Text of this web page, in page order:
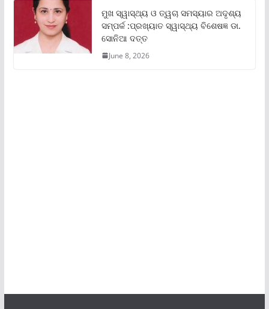
ମୁଖ ସ୍ୱାସ୍ଥ୍ୟ ଓ ତ୍ୱଚା ସମସ୍ୟାର ଅଦୃଶ୍ୟ
ସମ୍ପର୍କ :ପ୍ରଖ୍ୟାତ ସ୍ୱାସ୍ଥ୍ୟ ବିଶେଷଜ୍ଞ ଡା.
ସୋନିଆ ଦତ୍ତ
June 8, 2026